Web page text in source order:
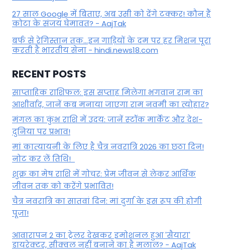
27 साल Google में बिताए, अब उसी को देंगे टक्कर! कौन हैं
कोटा के संजय घेमावत? - AajTak
बर्फ से रेगिस्तान तक...इन गाड़ियों के दम पर हर मिशन पूरा
करती है भारतीय सेना - hindi.news18.com
RECENT POSTS
साप्ताहिक राशिफल: इस सप्ताह मिलेगा भगवान राम का
आशीर्वाद, जानें कब मनाया जाएगा राम नवमी का त्योहार?
मंगल का कुंभ राशि में उदय: जानें स्‍टॉक मार्केट और देश-
दुनिया पर प्रभाव!
मां कात्‍यायनी के लिए है चैत्र नवरात्रि 2026 का छठा दिन!
नोट कर लें तिथि!
शुक्र का मेष राशि में गोचर: प्रेम जीवन से लेकर आर्थिक
जीवन तक को करेंगे प्रभावित!
चैत्र नवरात्रि का सातवां दिन: मां दुर्गा के इस रूप की होगी
पूजा!
आवारापन 2 का ट्रेलर देखकर इमोशनल हुआ 'सैयारा'
डायरेक्टर, सीक्वल नहीं बनाने का है मलाल? - AajTak